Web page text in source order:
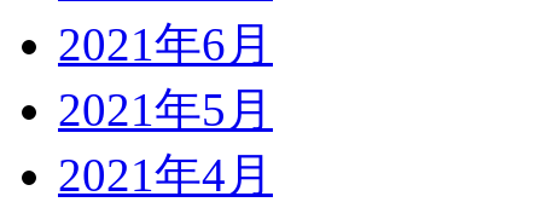
2021年6月
2021年5月
2021年4月